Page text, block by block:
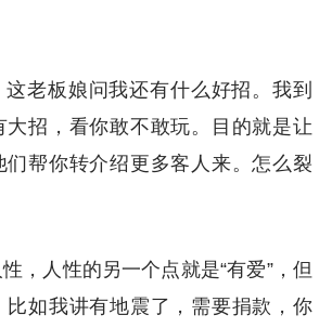
老板娘问我还有什么好招。我到
大招，看你敢不敢玩。目的就是让
们帮你转介绍更多客人来。怎么裂
，人性的另一个点就是“有爱”，但
比如我讲有地震了，需要捐款，你